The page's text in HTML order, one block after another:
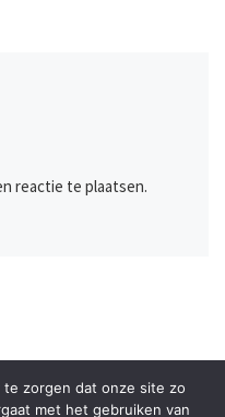
reactie te plaatsen.
Emmen– Alle rechten
zorgen dat onze site zo
met het gebruiken van